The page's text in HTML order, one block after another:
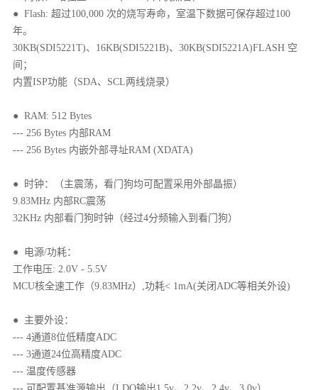
● Flash: 超过100,000 次的烧写寿命，室温下数据可保存超过100
年。
30KB(SDI5221T)、16KB(SDI5221B)、30KB(SDI5221A)FLASH 空
间；
内置ISP功能（SDA、SCL两线烧录）
● RAM: 512 Bytes
--- 256 Bytes 内部RAM
--- 256 Bytes 内嵌外部寻址RAM (XDATA)
● 时钟：（主震荡，看门狗均可配置采用外部晶振）
9.83MHz 内部RC震荡
32KHz 内部看门狗时钟（经过4分频输入到看门狗）
● 电源/功耗：
工作电压: 2.0V - 5.5V
MCU核全速工作（9.83MHz）,功耗< 1mA(关闭ADC等相关外设)
● 主要外设：
--- 4通道8位低精度ADC
--- 3通道24位高精度ADC
--- 温度传感器